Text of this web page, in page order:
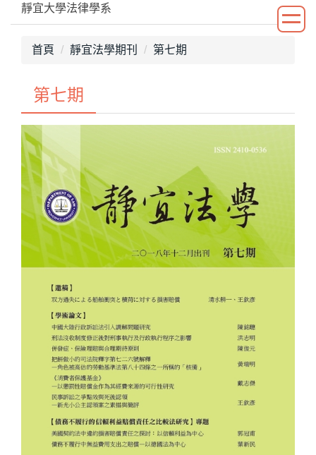
到
靜宜大學法律學系
首頁 靜宜法學期刊 第七期
第七期